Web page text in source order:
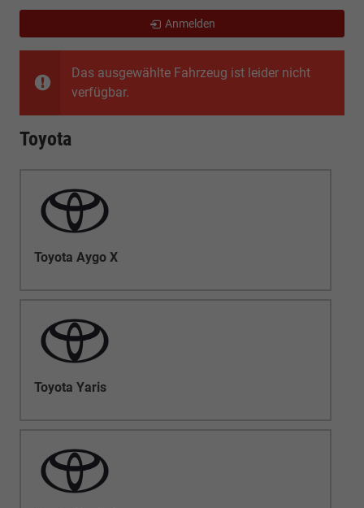
Das ausgewählte Fahrzeug ist leider nicht
verfügbar.
Toyota
Toyota Aygo X
Toyota Yaris
Anmelden